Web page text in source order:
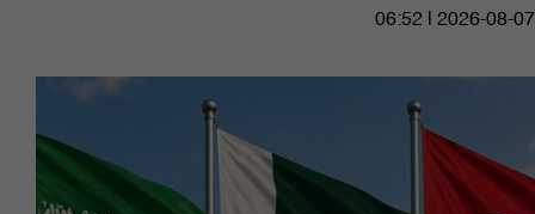
06:52 | 2026-08-07